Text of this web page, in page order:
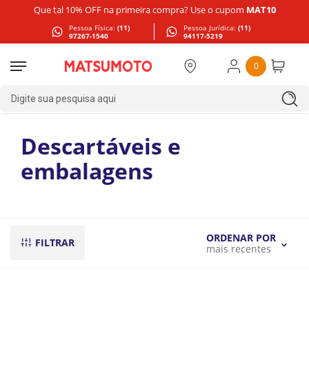
Que tal 10% OFF na primeira compra? Use o cupom MAT10
Pessoa Física: (11)
97267-1540
Pessoa Jurídica: (11)
94117-5219
0
Digite sua pesquisa aqui
Descartáveis e
embalagens
FILTRAR
ORDENAR POR
mais recentes